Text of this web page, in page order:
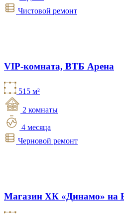
Чистовой ремонт
VIP-комната, ВТБ Арена
515 м²
2 комнаты
4 месяца
Черновой ремонт
Магазин ХК «Динамо» на